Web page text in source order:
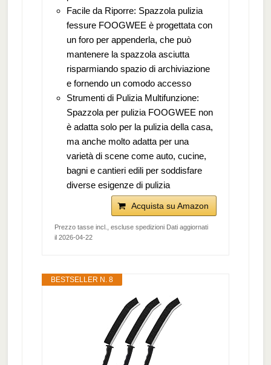
Facile da Riporre: Spazzola pulizia
fessure FOOGWEE è progettata con
un foro per appenderla, che può
mantenere la spazzola asciutta
risparmiando spazio di archiviazione
e fornendo un comodo accesso
Strumenti di Pulizia Multifunzione:
Spazzola per pulizia FOOGWEE non
è adatta solo per la pulizia della casa,
ma anche molto adatta per una
varietà di scene come auto, cucine,
bagni e cantieri edili per soddisfare
diverse esigenze di pulizia
Acquista su Amazon
Prezzo tasse incl., escluse spedizioni Dati aggiornati
il 2026-04-22
BESTSELLER N. 8